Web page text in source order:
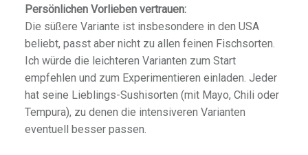
Persönlichen Vorlieben vertrauen:
Die süßere Variante ist insbesondere in den USA
beliebt, passt aber nicht zu allen feinen Fischsorten.
Ich würde die leichteren Varianten zum Start
empfehlen und zum Experimentieren einladen. Jeder
hat seine Lieblings-Sushisorten (mit Mayo, Chili oder
Tempura), zu denen die intensiveren Varianten
eventuell besser passen.